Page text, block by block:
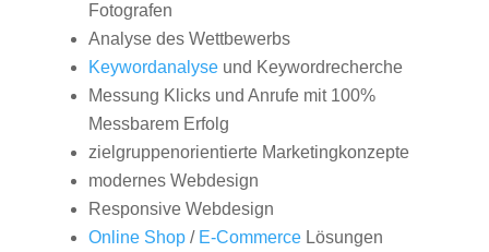
Fotografen
Analyse des Wettbewerbs
Keywordanalyseund Keywordrecherche
Messung Klicks und Anrufe mit 100%
Messbarem Erfolg
zielgruppenorientierte Marketingkonzepte
modernes Webdesign
Responsive Webdesign
Online Shop/ E-CommerceLösungen